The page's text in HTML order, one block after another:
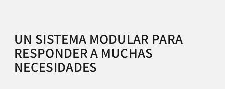
UN SISTEMA MODULAR PARA
RESPONDER A MUCHAS
NECESIDADES